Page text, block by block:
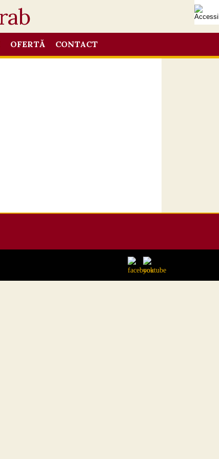
OFERTĂ CONTACT